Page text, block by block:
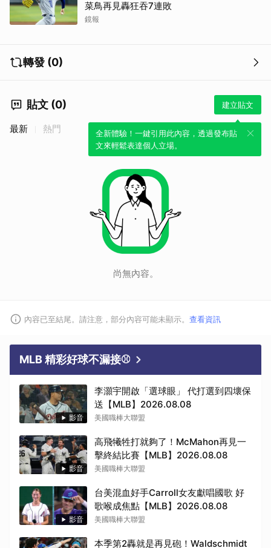
菜鳥再見轟狂吞7連敗
鏡報
轉發 (0)
貼文 (0) 建立貼文
全新體驗！一鍵引用此內容，透過發布貼
文來輕鬆表達個人立場。
最新 熱門
尚無內容。
內容已至結尾。請注意，部分內容可能未顯示。 查看資訊
MLB 精彩好球不漏接⚾
影音
李灝宇開啟「選球眼」 代打選到四壞保
送【MLB】2026.08.08
美國職棒大聯盟
影音
高飛犧牲打就夠了！McMahon再見一
擊終結比賽【MLB】2026.08.08
美國職棒大聯盟
影音
台美混血好手Carroll女友獻唱國歌 好
歌喉成焦點【MLB】2026.08.08
美國職棒大聯盟
本季第2轟就是再見砲！Waldschmidt